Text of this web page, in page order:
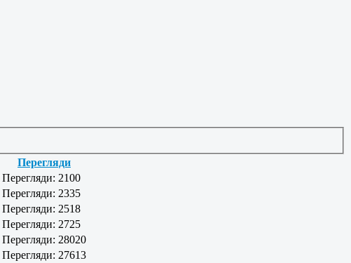
Перегляди
Перегляди: 2100
Перегляди: 2335
Перегляди: 2518
Перегляди: 2725
Перегляди: 28020
Перегляди: 27613